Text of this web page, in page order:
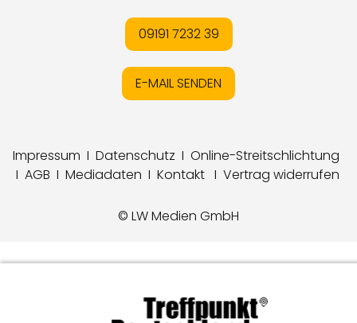
09191 7232 39
E-MAIL SENDEN
Impressum I Datenschutz I Online-Streitschlichtung
I AGB I Mediadaten I Kontakt I Vertrag widerrufen
© LW Medien GmbH